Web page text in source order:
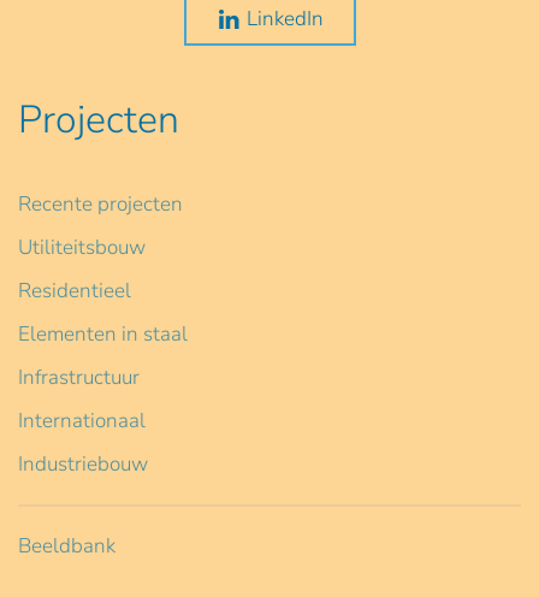
LinkedIn
Projecten
Recente projecten
Utiliteitsbouw
Residentieel
Elementen in staal
Infrastructuur
Internationaal
Industriebouw
Beeldbank